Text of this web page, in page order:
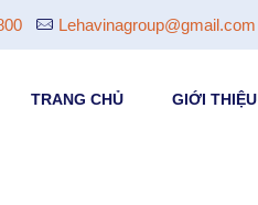
Lehavinagroup@gmail.com
TRANG CHỦ GIỚI THIỆU